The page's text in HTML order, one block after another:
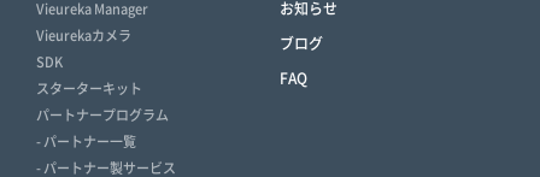
Vieureka Manager
Vieurekaカメラ
SDK
スターターキット
パートナープログラム
- パートナー一覧
- パートナー製サービス
お知らせ
ブログ
FAQ